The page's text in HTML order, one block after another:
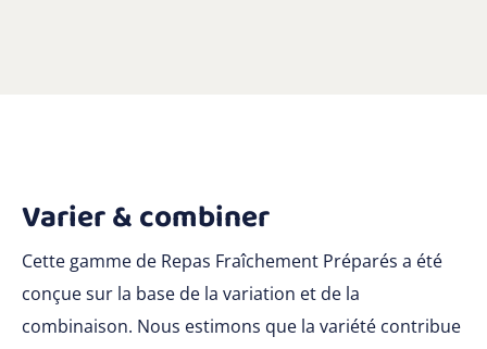
Varier & combiner
Cette gamme de Repas Fraîchement Préparés a été
conçue sur la base de la variation et de la
combinaison. Nous estimons que la variété contribue